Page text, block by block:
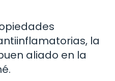
la
aliado en la